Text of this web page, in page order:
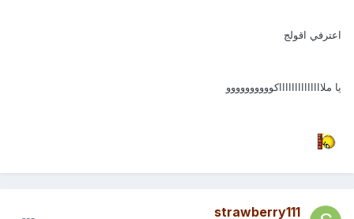
اعترفي اقولج
يا ملااااااااااااااكوووووووووو
strawberry111